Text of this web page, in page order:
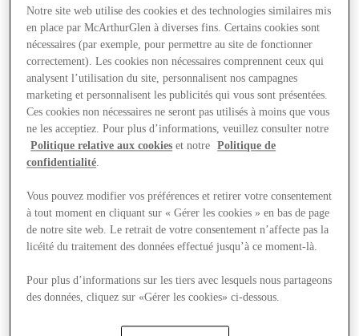
Offers
Notre site web utilise des cookies et des technologies similaires mis
en place par McArthurGlen à diverses fins. Certains cookies sont
nécessaires (par exemple, pour permettre au site de fonctionner
correctement). Les cookies non nécessaires comprennent ceux qui
analysent l’utilisation du site, personnalisent nos campagnes
marketing et personnalisent les publicités qui vous sont présentées.
Ces cookies non nécessaires ne seront pas utilisés à moins que vous
ne les acceptiez. Pour plus d’informations, veuillez consulter notre
Politique relative aux cookies et notre
Politique de
confidentialité.
Vous pouvez modifier vos préférences et retirer votre consentement
à tout moment en cliquant sur « Gérer les cookies » en bas de page
de notre site web. Le retrait de votre consentement n’affecte pas la
licéité du traitement des données effectué jusqu’à ce moment-là.
Pour plus d’informations sur les tiers avec lesquels nous partageons
des données, cliquez sur «Gérer les cookies» ci-dessous.